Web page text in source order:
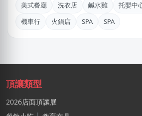
王X姐
新竹市｜預算 50萬~100萬元
南投縣｜預算 10萬~30萬元
施X玉
美式餐廳
洗衣店 鹹水雞 托嬰中
機車行
火鍋店 SPA SPA
頂讓類型
2026店面頂讓展